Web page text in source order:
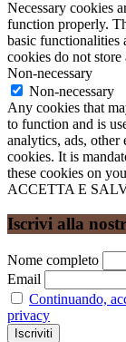
Necessary cookies
function properly.
basic functionalities
cookies do not
Non-necessary
Non-necessary
Any cookies that
to function and is
analytics, ads, other
cookies. It is
these cookies on
ACCETTA E
Iscrivi alla
Nome completo
Email
Continuando,
privacy